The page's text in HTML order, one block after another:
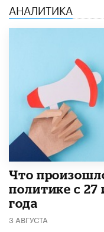
АНАЛИТИКА
​Что
политике с 27
года
3 АВГУСТА